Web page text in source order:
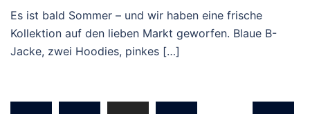
Es ist bald Sommer – und wir haben eine frische
Kollektion auf den lieben Markt geworfen. Blaue B-
Jacke, zwei Hoodies, pinkes […]